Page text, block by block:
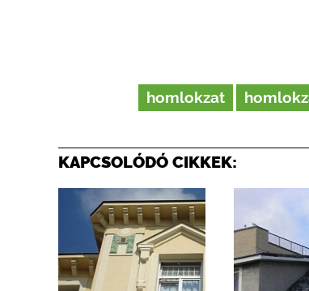
homlokzat
KAPCSOLÓDÓ CIKKEK: